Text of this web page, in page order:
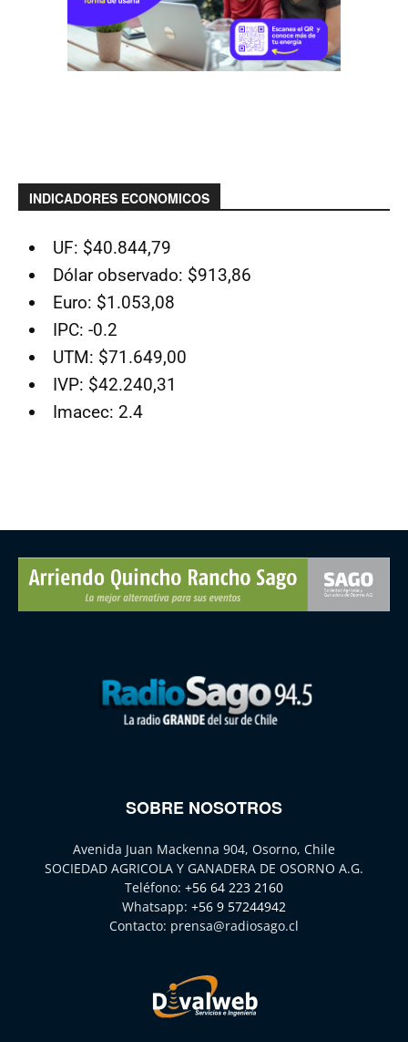
INDICADORES ECONOMICOS
UF: $40.844,79
Dólar observado: $913,86
Euro: $1.053,08
IPC: -0.2
UTM: $71.649,00
IVP: $42.240,31
Imacec: 2.4
SOBRE NOSOTROS
Avenida Juan Mackenna 904, Osorno, Chile
SOCIEDAD AGRICOLA Y GANADERA DE OSORNO A.G.
Teléfono: +56 64 223 2160
Whatsapp: +56 9 57244942
Contacto: prensa@radiosago.cl